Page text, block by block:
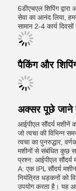
6डीएचएल शिपिंग
सेवा का आनंद लिया,
सामान 2-4 कार्य
पैकिंग और
अक्सर पूछे जाने
आईपीएल सौंदर्य मशीनें
जो त्वचा की विभिन्न
त्वचा का पुनरुद्धार,
मशीनों से संबंधित कुछ
प्रश्न: आईपीएल सौंदर्य
A: एक IPL सौंदर्य
नियंत्रित धड़कनों को
उपयोग करता है। यह